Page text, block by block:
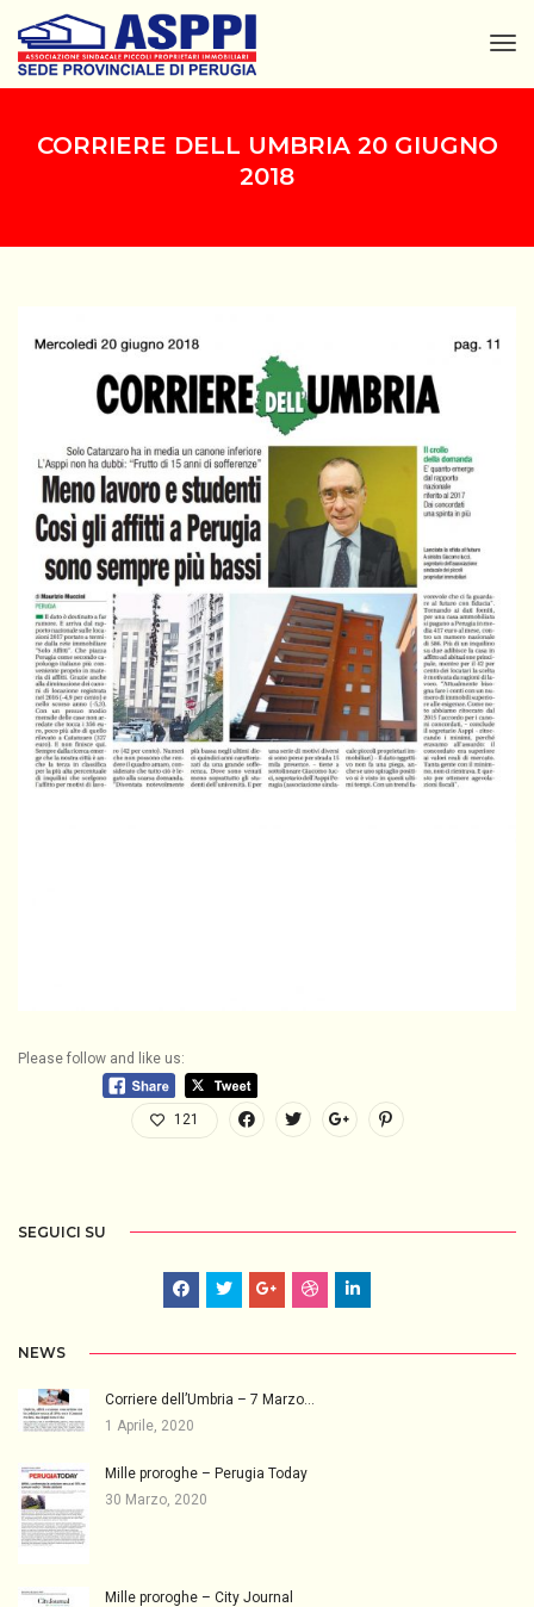
CORRIERE DELL UMBRIA 20 GIUGNO
2018
Please follow and like us:
121
SEGUICI SU
NEWS
Corriere dell’Umbria – 7 Marzo…
1 Aprile, 2020
Mille proroghe – Perugia Today
30 Marzo, 2020
Mille proroghe – City Journal